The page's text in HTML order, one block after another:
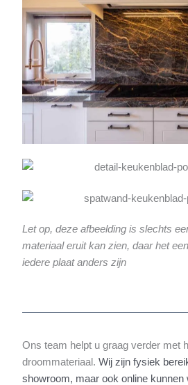
Let op, deze afbeelding is slechts
materiaal eruit kan zien, daar het
iedere plaat anders zijn
Ons team helpt u graag verder met
droommateriaal.Wij zijn fysiek
showroom, maar ook online kunnen